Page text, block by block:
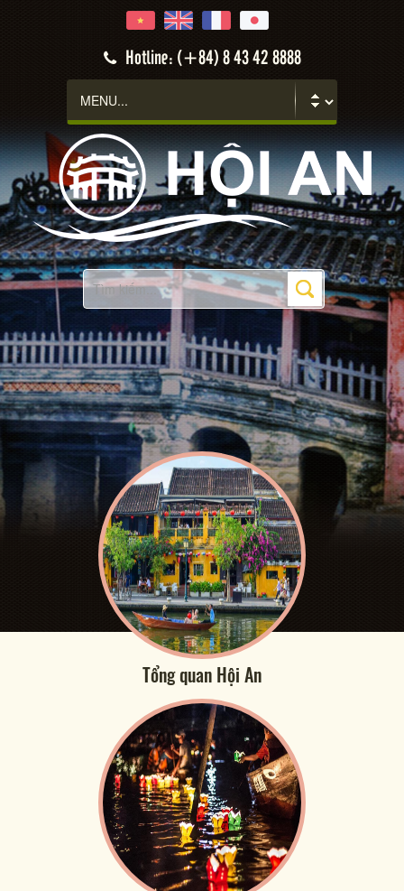
Hotline: (+84) 8 43 42 8888
Tổng quan Hội An